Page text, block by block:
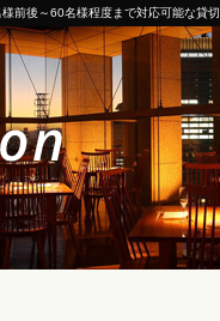
前後～60名様程度まで対応可能な貸